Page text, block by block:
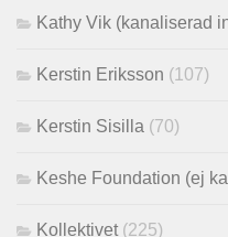
Kathy Vik (kanaliserad
Kerstin Eriksson (107)
Kerstin Sisilla (70)
Keshe Foundation (ej
Kollektivet(225)